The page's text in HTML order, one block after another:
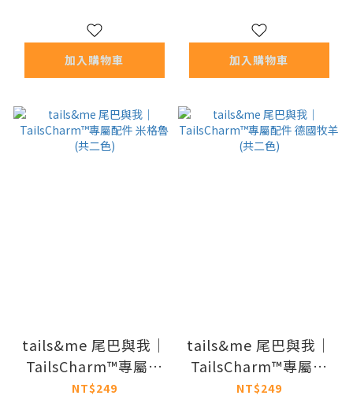
加入購物車 加入購物車
tails&me 尾巴與我｜
TailsCharm™專屬配
件 米格魯 (共二色)
NT$249
tails&me 尾巴與我｜
TailsCharm™專屬配
件 德國牧羊 (共二色)
NT$249